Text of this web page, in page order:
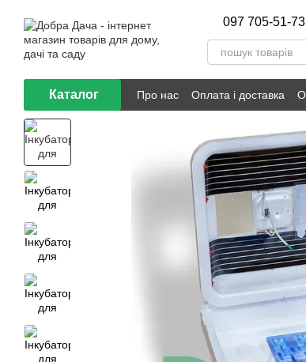
097 705-51-73
Каталог Про нас Оплата і доставка